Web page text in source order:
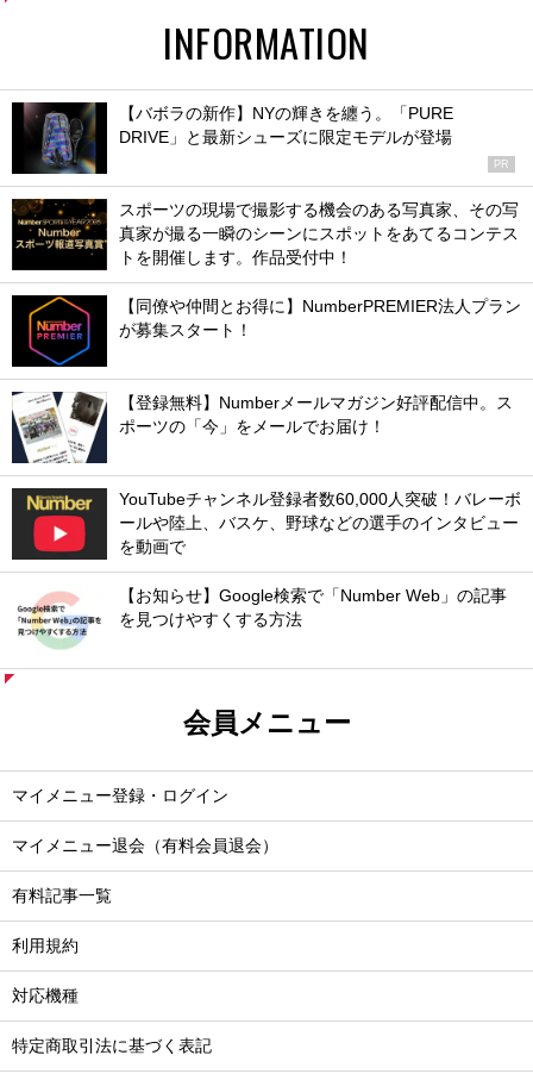
INFORMATION
【バボラの新作】NYの輝きを纏う。「PURE
DRIVE」と最新シューズに限定モデルが登場
PR
スポーツの現場で撮影する機会のある写真家、その写
真家が撮る一瞬のシーンにスポットをあてるコンテス
トを開催します。作品受付中！
【同僚や仲間とお得に】NumberPREMIER法人プラン
が募集スタート！
【登録無料】Numberメールマガジン好評配信中。ス
ポーツの「今」をメールでお届け！
YouTubeチャンネル登録者数60,000人突破！バレーボ
ールや陸上、バスケ、野球などの選手のインタビュー
を動画で
【お知らせ】Google検索で「Number Web」の記事
を見つけやすくする方法
会員メニュー
マイメニュー登録・ログイン
マイメニュー退会（有料会員退会）
有料記事一覧
利用規約
対応機種
特定商取引法に基づく表記